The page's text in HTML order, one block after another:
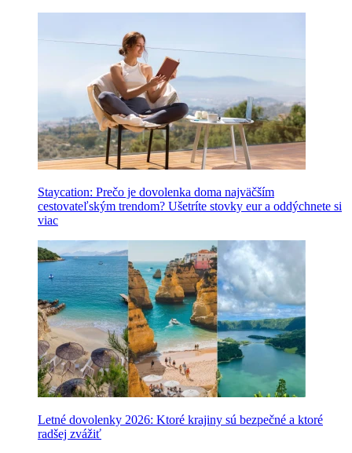
Staycation: Prečo je dovolenka doma najväčším
cestovateľským trendom? Ušetríte stovky eur a oddýchnete si
viac
Letné dovolenky 2026: Ktoré krajiny sú bezpečné a ktoré
radšej zvážiť